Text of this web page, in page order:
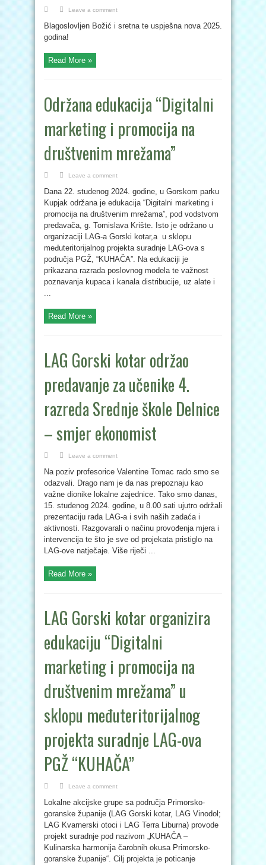
Leave a comment
Blagoslovljen Božić i sretna te uspješna nova 2025.
godina!
Read More »
Održana edukacija “Digitalni
marketing i promocija na
društvenim mrežama”
Leave a comment
Dana 22. studenog 2024. godine, u Gorskom parku
Kupjak održana je edukacija “Digitalni marketing i
promocija na društvenim mrežama”, pod vodstvom
predavača, g. Tomislava Krište. Isto je održano u
organizaciji LAG-a Gorski kotar,a u sklopu
međuteritorijalnog projekta suradnje LAG-ova s
područja PGŽ, “KUHAČA”. Na edukaciji je
prikazana razrada poslovnog modela te važnost
poznavanja kupaca i kanala distribucije, uz alate i
...
Read More »
LAG Gorski kotar održao
predavanje za učenike 4.
razreda Srednje škole Delnice
– smjer ekonomist
Leave a comment
Na poziv profesorice Valentine Tomac rado smo se
odazvali. Drago nam je da nas prepoznaju kao
važne dionike lokalne zajednice. Tako smo danas,
15. studenog 2024. godine, u 8.00 sati ujutro održali
prezentaciju rada LAG-a i svih naših zadaća i
aktivnosti. Razgovarali o načinu provođenja mjera i
intervencija te što je sve od projekata pristiglo na
LAG-ove natječaje. Više riječi ...
Read More »
LAG Gorski kotar organizira
edukaciju “Digitalni
marketing i promocija na
društvenim mrežama” u
sklopu međuteritorijalnog
projekta suradnje LAG-ova
PGŽ “KUHAČA”
Leave a comment
Lokalne akcijske grupe sa područja Primorsko-
goranske županije (LAG Gorski kotar, LAG Vinodol;
LAG Kvarnerski otoci i LAG Terra Liburna) provode
projekt suradnje pod nazivom „KUHAČA –
Kulinarska harmonija čarobnih okusa Primorsko-
goranske županije“. Cilj projekta je poticanje